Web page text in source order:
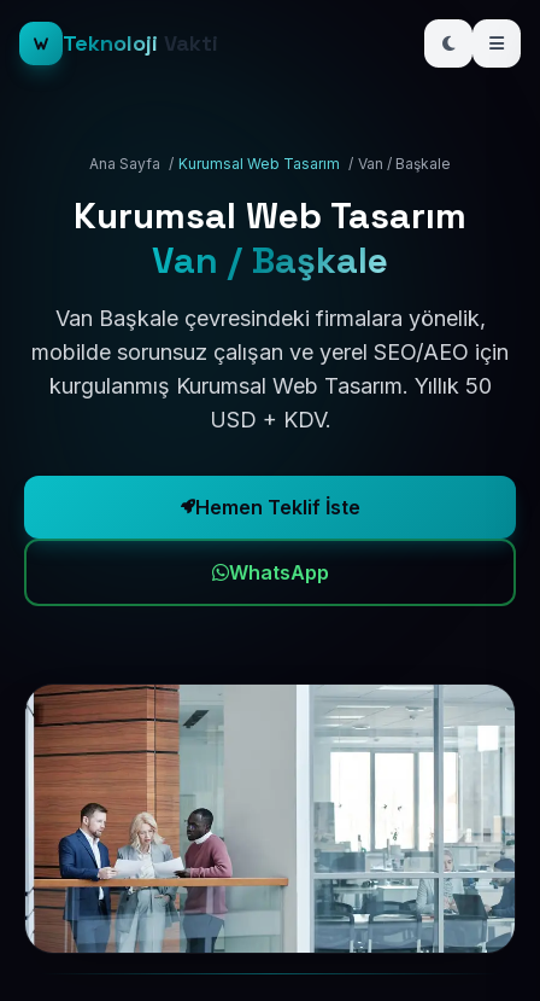
Teknoloji Vakti
Ana Sayfa / Kurumsal Web Tasarım / Van / Başkale
Kurumsal Web Tasarım
Van / Başkale
Van Başkale çevresindeki firmalara yönelik,
mobilde sorunsuz çalışan ve yerel SEO/AEO için
kurgulanmış Kurumsal Web Tasarım. Yıllık 50
USD + KDV.
Hemen Teklif İste
WhatsApp